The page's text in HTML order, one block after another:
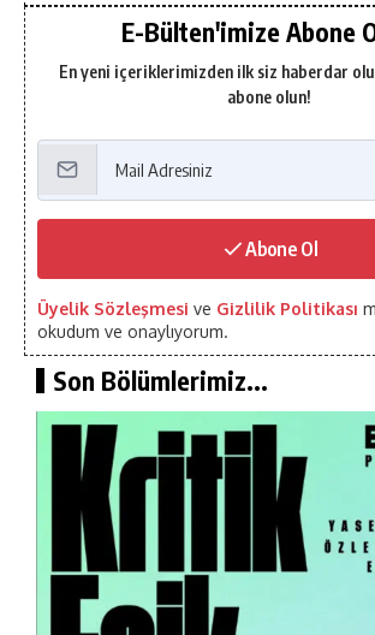
E-Bülten'imize Abone
En yeni içeriklerimizden ilk siz haberdar
abone olun!
Abone Ol
Üyelik Sözleşmesi ve Gizlilik Politikası
okudum ve onaylıyorum.
Son Bölümlerimiz...